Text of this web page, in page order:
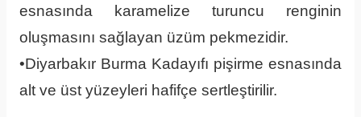
esnasında karamelize turuncu renginin
oluşmasını sağlayan üzüm pekmezidir.
•Diyarbakır Burma Kadayıfı pişirme esnasında
alt ve üst yüzeyleri hafifçe sertleştirilir.